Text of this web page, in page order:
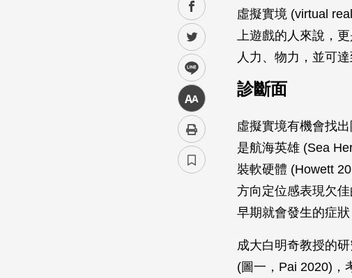
facebook
twitter
line
中
虛擬實境 (virtual
上遊戲的人來說，
人力、物力，並可
診斷面
虛擬實境有機會找
是航海英雄 (Sea
裝軟硬體 (Howett
方向定位感表現欠
早期就會發生的症
成大白明奇教授的
(圖一，Pai 2020)，